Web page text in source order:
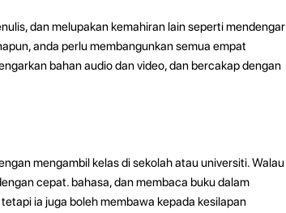
dan melupakan kemahiran lain seperti mendengar
anda perlu membangunkan semua empat
bahan audio dan video, dan bercakap dengan
mengambil kelas di sekolah atau universiti. Walau
cepat. bahasa, dan membaca buku dalam
ia juga boleh membawa kepada kesilapan